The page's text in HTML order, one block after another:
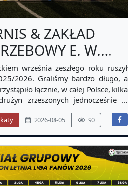
& ZAKŁAD
E. W.
POLSKI
września zeszłego roku ruszył
2026. Graliśmy bardzo długo, a
łącznie, w całej Polsce, kilka
zrzeszonych jednocześnie w
Federacji Socca. W ten weekend
zwieńczenie oraz zamknięcie
kilku tysięcy drużyn z PSF6, któ
2026-08-05 90